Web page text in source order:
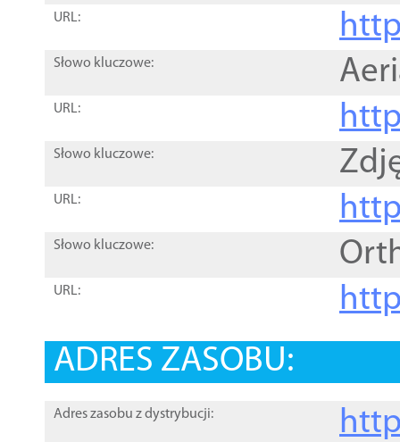
URL:
Słowo kluczowe:
URL:
Słowo kluczowe:
URL:
Słowo kluczowe:
URL:
ADRES ZASOBU:
Adres zasobu z dystrybucji: